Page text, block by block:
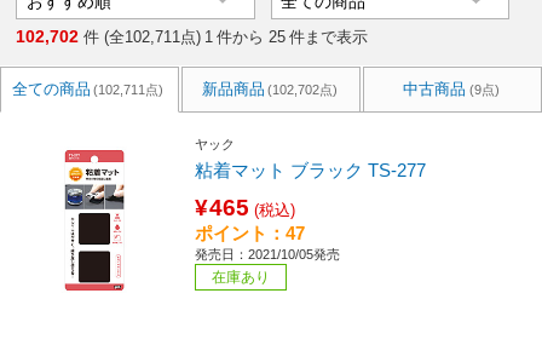
102,702 件 (全102,711点) 1 件から 25 件まで表示
全ての商品 (102,711点) 新品商品 (102,702点) 中古商品 (9点)
ヤック
粘着マット ブラック TS-277
¥465 (税込)
ポイント：47
発売日：2021/10/05発売
在庫あり